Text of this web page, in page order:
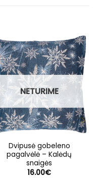
NETURIME
Dvipusė gobeleno
pagalvėlė – Kalėdų
snaigės
16.00€